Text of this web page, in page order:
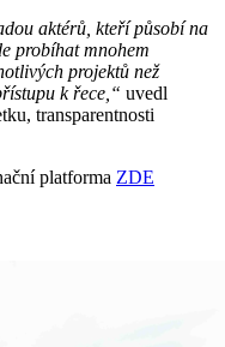
aktérů, kteří působí na
probíhat mnohem
projektů než
k řece,“ uvedl
transparentnosti
platforma ZDE